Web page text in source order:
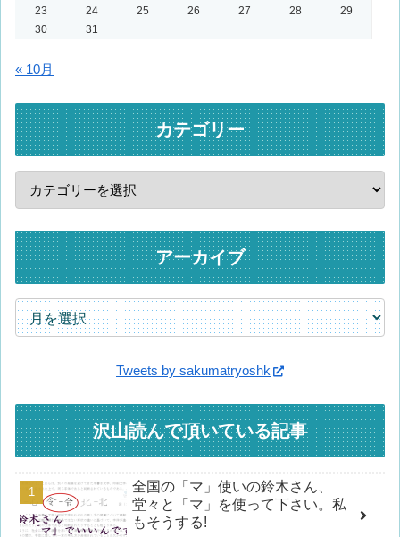
23
24 25 26 27 28
29
30
31
« 10月
カテゴリー
アーカイブ
Tweets by sakumatryoshk
沢山読んで頂いている記事
全国の「マ」使いの鈴木さん、
堂々と「マ」を使って下さい。私
もそうする!